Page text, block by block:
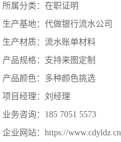
所属分类：在职证明
生产基地：代做银行流水公司
生产材质：流水账单材料
产品规格：支持来图定制
产品颜色：多种颜色挑选
项目经理：刘经理
业务咨询：185 7051 5573
企业网站：https://www.cdyldz.cn